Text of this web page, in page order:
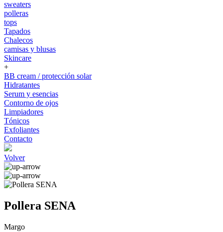
sweaters
polleras
tops
Tapados
Chalecos
camisas y blusas
Skincare
+
BB cream / protección solar
Hidratantes
Serum y esencias
Contorno de ojos
Limpiadores
Tónicos
Exfoliantes
Contacto
Volver
Pollera SENA
Margo